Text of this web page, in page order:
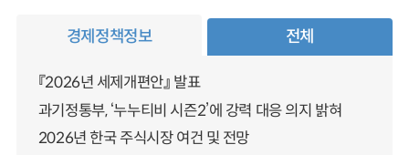
경제정책정보 전체
『2026년 세제개편안』 발표
과기정통부, ‘누누티비 시즌2’에 강력 대응 의지 밝혀
2026년 한국 주식시장 여건 및 전망